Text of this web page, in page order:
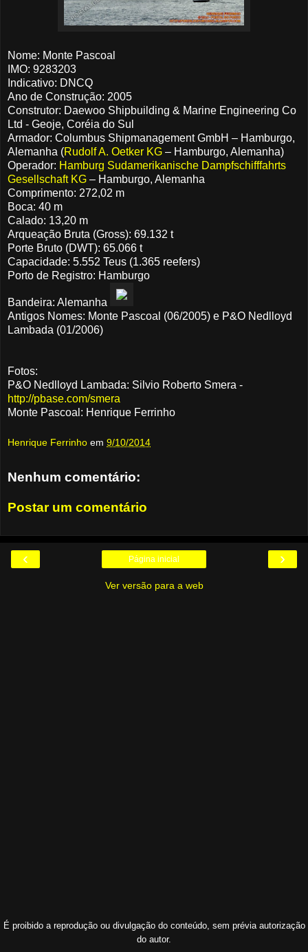
Nome: Monte Pascoal
IMO: 9283203
Indicativo: DNCQ
Ano de Construção: 2005
Construtor: Daewoo Shipbuilding & Marine Engineering Co
Ltd - Geoje, Coréia do Sul
Armador: Columbus Shipmanagement GmbH – Hamburgo,
Alemanha (Rudolf A. Oetker KG – Hamburgo, Alemanha)
Operador: Hamburg Sudamerikanische Dampfschifffahrts
Gesellschaft KG – Hamburgo, Alemanha
Comprimento: 272,02 m
Boca: 40 m
Calado: 13,20 m
Arqueação Bruta (Gross): 69.132 t
Porte Bruto (DWT): 65.066 t
Capacidade: 5.552 Teus (1.365 reefers)
Porto de Registro: Hamburgo
Bandeira: Alemanha
Antigos Nomes: Monte Pascoal (06/2005) e P&O Nedlloyd
Lambada (01/2006)
Fotos:
P&O Nedlloyd Lambada: Silvio Roberto Smera -
http://pbase.com/smera
Monte Pascoal: Henrique Ferrinho
Henrique Ferrinho em 9/10/2014
Nenhum comentário:
Postar um comentário
‹ ›
Página inicial
Ver versão para a web
É proibido a reprodução ou divulgação do conteúdo, sem prévia autorização
do autor.